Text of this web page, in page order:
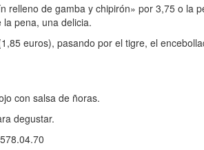
de gamba y chipirón» por 3,75 o la
pena, una delicia.
euros), pasando por el tigre, el
con salsa de ñoras.
degustar.